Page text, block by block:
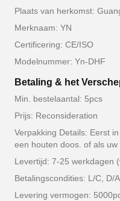
Plaats van herkomst:
Merknaam: YN
Certificering: CE/ISO
Modelnummer: Yn-DHF
Betaling & het
Min. bestelaantal: 5pcs
Prijs: Reconsideration
Verpakking Details: Eerst
een houten doos. of als uw
Levertijd: 7-25 werkdagen
Betalingscondities: L/C, D/
Levering vermogen: